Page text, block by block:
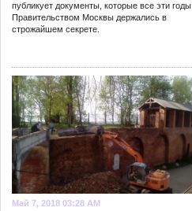
публикует документы, которые все эти годы
Правительством Москвы держались в
строжайшем секрете.
Май 7, 2018 03:28 AM